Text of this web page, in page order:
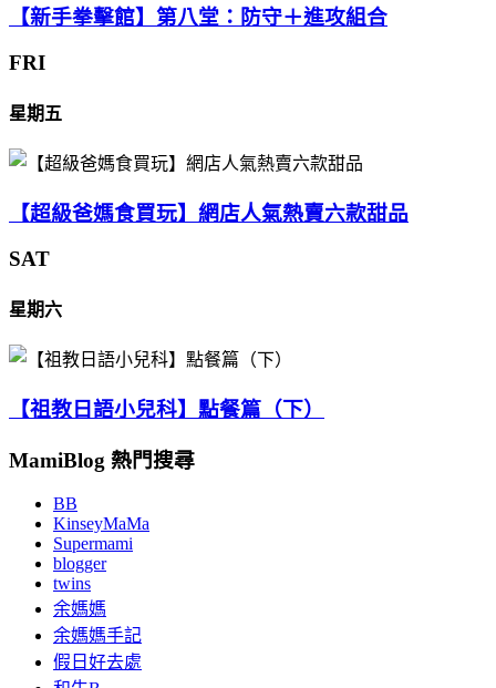
【新手拳擊館】第八堂：防守＋進攻組合
FRI
星期五
【超級爸媽食買玩】網店人氣熱賣六款甜品
SAT
星期六
【祖教日語小兒科】點餐篇（下）
MamiBlog 熱門搜尋
BB
KinseyMaMa
Supermami
blogger
twins
余媽媽
余媽媽手記
假日好去處